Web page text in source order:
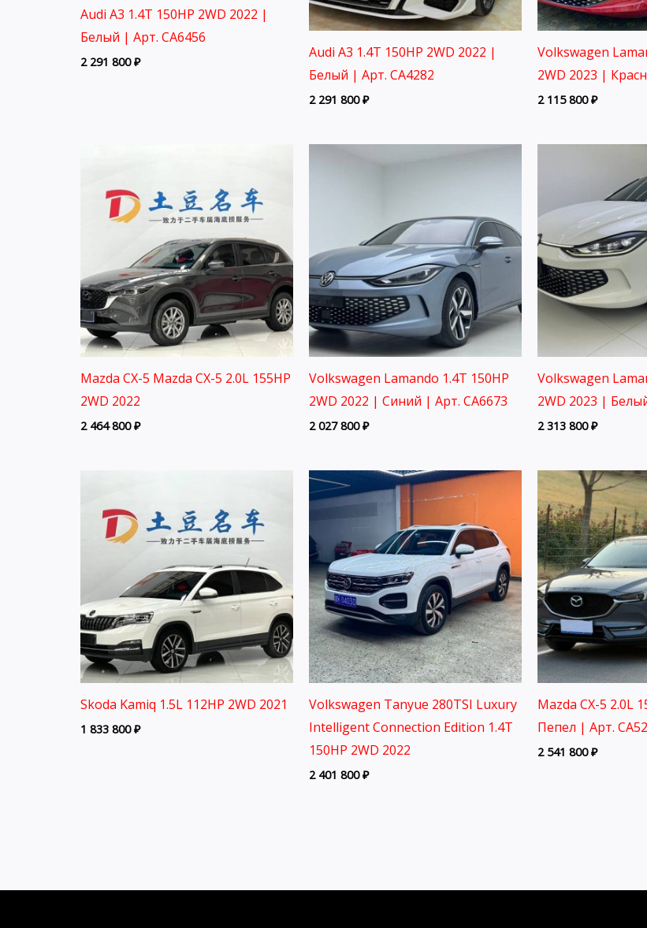
Audi A3 1.4T 150HP 2WD 2022 |
Белый | Арт. CA6456
2 291 800₽
Audi A3 1.4T 150HP 2WD 2022 |
Белый | Арт. CA4282
2 291 800₽
Volkswagen
2WD 2023 |
2 115 800₽
Mazda CX-5 Mazda CX-5 2.0L 155HP
2WD 2022
2 464 800₽
Volkswagen Lamando 1.4T 150HP
2WD 2022 | Синий | Арт. CA6673
2 027 800₽
Volkswagen
2WD 2023 |
2 313 800₽
Skoda Kamiq 1.5L 112HP 2WD 2021
1 833 800₽
Volkswagen Tanyue 280TSI Luxury
Intelligent Connection Edition 1.4T
150HP 2WD 2022
2 401 800₽
Mazda CX-5 2.0L
Пепел | Арт.
2 541 800₽